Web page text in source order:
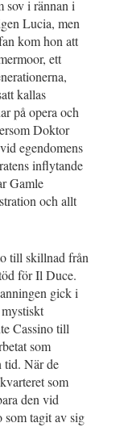
sov i rännan i
Lucia, men
kom hon att
ett
kallas
på opera och
Doktor
egendomens
inflytande
Gamle
och allt
till skillnad från
för Il Duce.
gick i
Cassino till
som
tid. När de
som
den vid
som tagit av sig